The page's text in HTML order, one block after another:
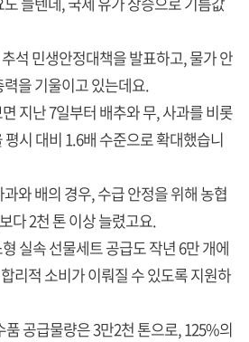
석 민생안정대책을 발표하고, 물가 안
을 기울이고 있는데요.
지난 7일부터 배추와 무, 사과를 비롯
시 대비 1.6배 수준으로 확대했습니
와 배의 경우, 수급 안정을 위해 농협
다 2천 톤 이상 늘렸고요.
실속 선물세트 공급도 작년 6만 개에
리적 소비가 이뤄질 수 있도록 지원하
공급물량은 3만2천 톤으로, 125%의